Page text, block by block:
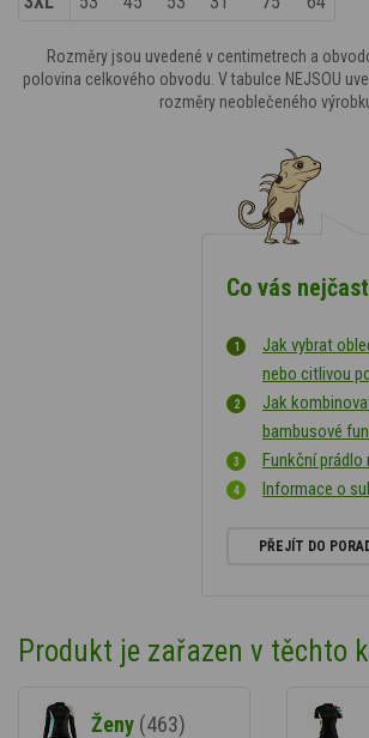
Rozměry jsou uvedené v centimetrech a
polovina celkového obvodu. V tabulce NEJSOU
rozměry neoblečeného
Co vás
Jak vybrat
nebo citlivou
Jak
bambusové
Funkční
Informace o
PŘEJÍT DO
Produkt je zařazen v těchto
Ženy (463)